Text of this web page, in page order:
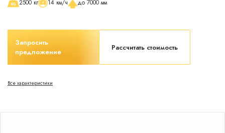
2500 кг 14 км/ч до 7000 мм
Запросить
предложение
Рассчитать стоимость
Все характеристики